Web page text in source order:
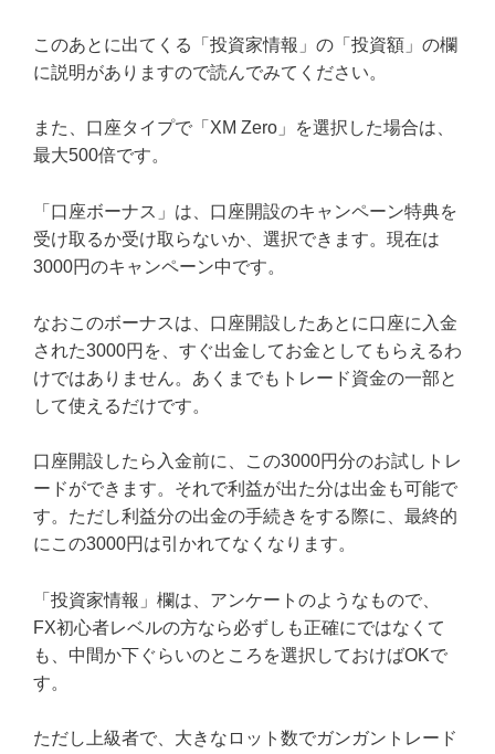
このあとに出てくる「投資家情報」の「投資額」の欄
に説明がありますので読んでみてください。
また、口座タイプで「XM Zero」を選択した場合は、
最大500倍です。
「口座ボーナス」は、口座開設のキャンペーン特典を
受け取るか受け取らないか、選択できます。現在は
3000円のキャンペーン中です。
なおこのボーナスは、口座開設したあとに口座に入金
された3000円を、すぐ出金してお金としてもらえるわ
けではありません。あくまでもトレード資金の一部と
して使えるだけです。
口座開設したら入金前に、この3000円分のお試しトレ
ードができます。それで利益が出た分は出金も可能で
す。ただし利益分の出金の手続きをする際に、最終的
にこの3000円は引かれてなくなります。
「投資家情報」欄は、アンケートのようなもので、
FX初心者レベルの方なら必ずしも正確にではなくて
も、中間か下ぐらいのところを選択しておけばOKで
す。
ただし上級者で、大きなロット数でガンガントレード